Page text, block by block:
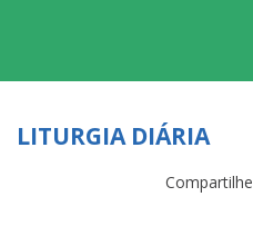
LITURGIA DIÁRIA
Compartilhe